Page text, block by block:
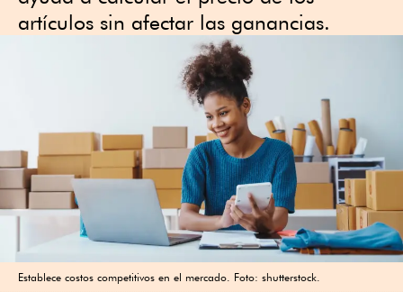
artículos sin afectar las ganancias.
Establece costos competitivos en el mercado. Foto: shutterstock.